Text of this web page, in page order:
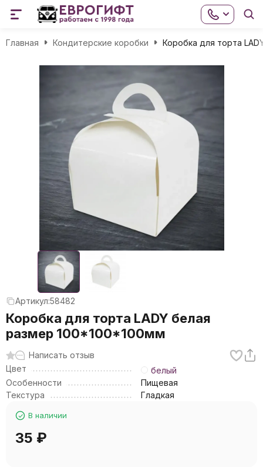
Главная Кондитерские коробки Коробка для торта
Артикул:58482
Коробка для торта LADY белая
размер 100*100*100мм
Написать отзыв
Цвет
белый
Особенности
Пищевая
Текстура
Гладкая
В наличии
35 ₽